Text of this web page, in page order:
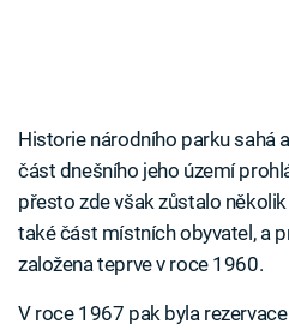
Historie národního parku sahá
část dnešního jeho území
přesto zde však zůstalo
také část místních obyvatel, a
založena teprve v roce 1960.
V roce 1967 pak byla